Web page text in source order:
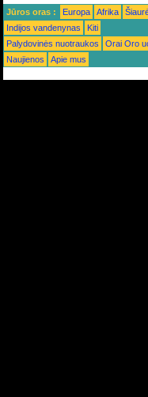
Jūros oras : Europa Afrika
Indijos vandenynas
Kiti
Palydovinės nuotraukos
Orai Oro
Naujienos
Apie mus